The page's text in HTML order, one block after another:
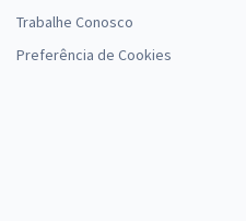
Trabalhe Conosco
Preferência de Cookies